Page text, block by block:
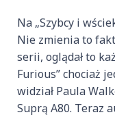
Na „Szybcy i
Nie zmienia to
serii, oglądał to
Furious” chociaż
widział Paula
Suprą A80. Teraz